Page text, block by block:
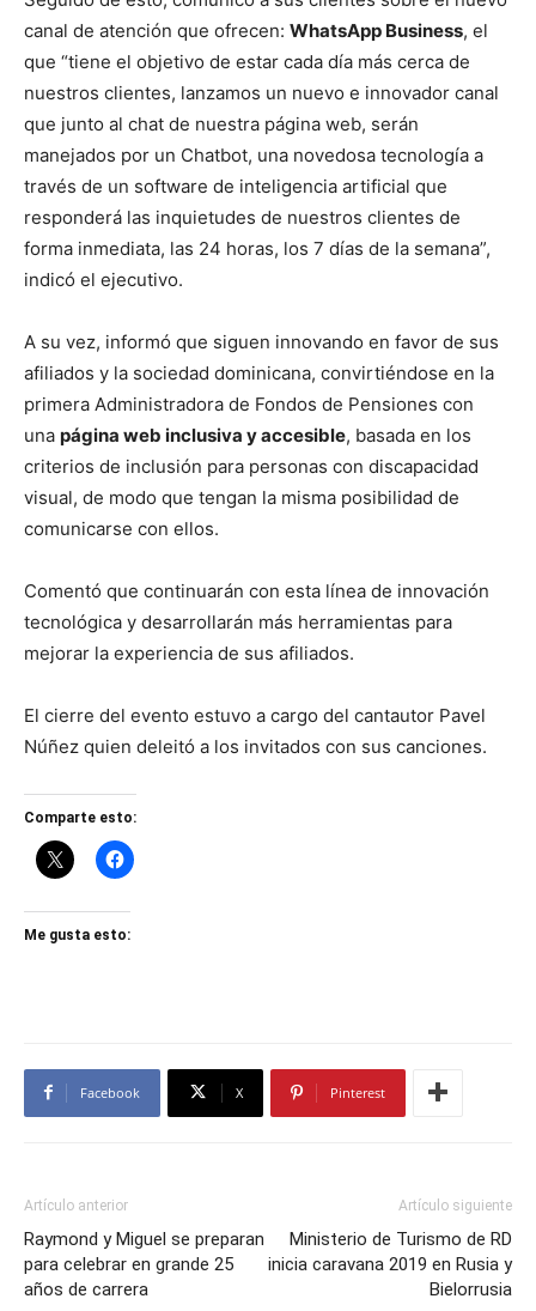
canal de atención que ofrecen: WhatsApp Business, el
que “tiene el objetivo de estar cada día más cerca de
nuestros clientes, lanzamos un nuevo e innovador canal
que junto al chat de nuestra página web, serán
manejados por un Chatbot, una novedosa tecnología a
través de un software de inteligencia artificial que
responderá las inquietudes de nuestros clientes de
forma inmediata, las 24 horas, los 7 días de la semana”,
indicó el ejecutivo.
A su vez, informó que siguen innovando en favor de sus
afiliados y la sociedad dominicana, convirtiéndose en la
primera Administradora de Fondos de Pensiones con
una página web inclusiva y accesible, basada en los
criterios de inclusión para personas con discapacidad
visual, de modo que tengan la misma posibilidad de
comunicarse con ellos.
Comentó que continuarán con esta línea de innovación
tecnológica y desarrollarán más herramientas para
mejorar la experiencia de sus afiliados.
El cierre del evento estuvo a cargo del cantautor Pavel
Núñez quien deleitó a los invitados con sus canciones.
Comparte esto:
Me gusta esto:
Facebook X Pinterest
Artículo anterior
Raymond y Miguel se preparan
para celebrar en grande 25
años de carrera
Artículo siguiente
Ministerio de Turismo de RD
inicia caravana 2019 en Rusia y
Bielorrusia